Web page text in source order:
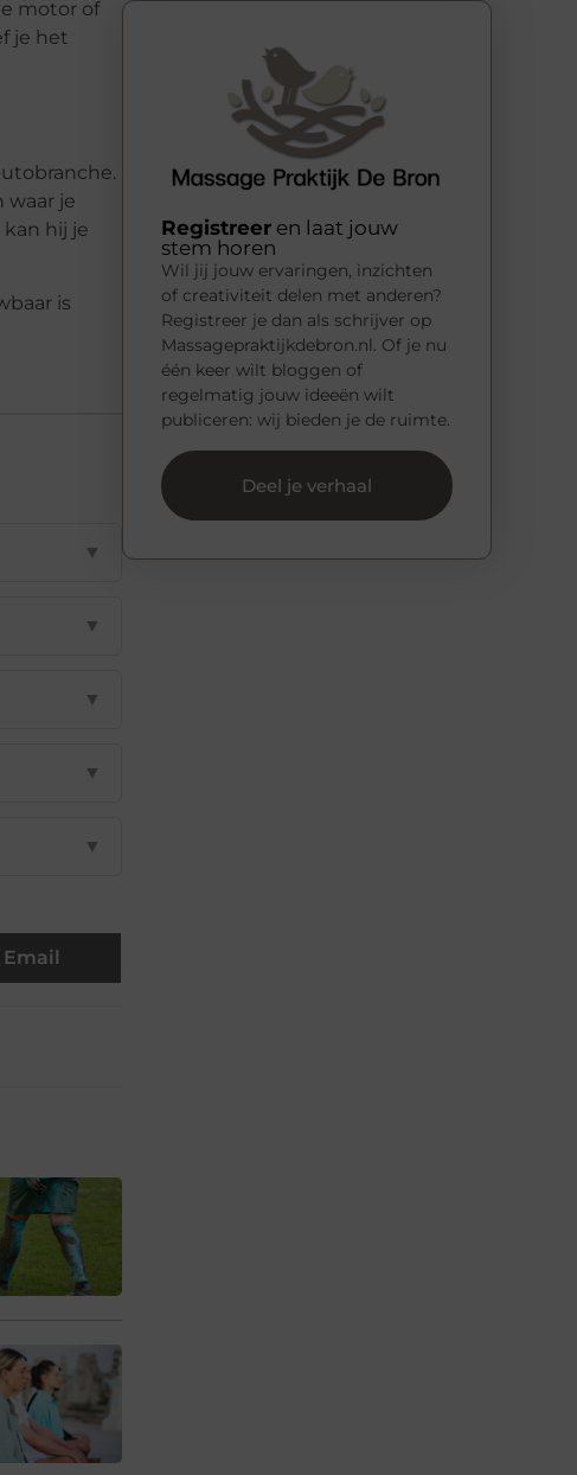
motor of
je het
waar je
kan hij je
is
▼
▼
▼
▼
▼
Email
Registreer en laat jouw
stem horen
Wil jij jouw ervaringen, inzichten
of creativiteit delen met anderen?
Registreer je dan als schrijver op
Massagepraktijkdebron.nl. Of je nu
één keer wilt bloggen of
regelmatig jouw ideeën wilt
publiceren: wij bieden je de ruimte.
Deel je verhaal